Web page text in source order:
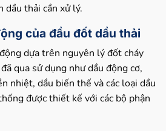
dầu thải cần xử lý.
của đầu đốt dầu thải
dựa trên nguyên lý đốt cháy
qua sử dụng như dầu động cơ,
nhiệt, dầu biến thế và các loại dầu
được thiết kế với các bộ phận